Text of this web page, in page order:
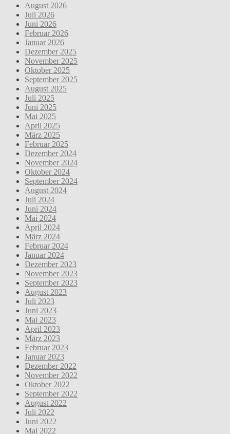
August 2026
Juli 2026
Juni 2026
Februar 2026
Januar 2026
Dezember 2025
November 2025
Oktober 2025
September 2025
August 2025
Juli 2025
Juni 2025
Mai 2025
April 2025
März 2025
Februar 2025
Dezember 2024
November 2024
Oktober 2024
September 2024
August 2024
Juli 2024
Juni 2024
Mai 2024
April 2024
März 2024
Februar 2024
Januar 2024
Dezember 2023
November 2023
September 2023
August 2023
Juli 2023
Juni 2023
Mai 2023
April 2023
März 2023
Februar 2023
Januar 2023
Dezember 2022
November 2022
Oktober 2022
September 2022
August 2022
Juli 2022
Juni 2022
Mai 2022